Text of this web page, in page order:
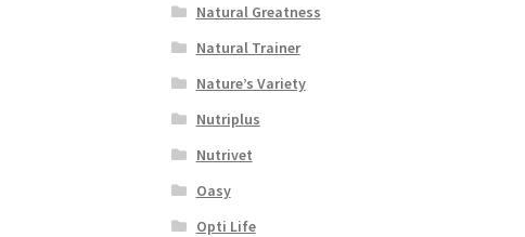
Natural Greatness
Natural Trainer
Nature’s Variety
Nutriplus
Nutrivet
Oasy
Opti Life